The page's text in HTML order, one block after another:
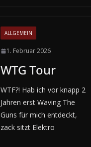
ALLGEMEIN
1. Februar 2026
WTG Tour
WTF?! Hab ich vor knapp 2
Jahren erst Waving The
Guns für mich entdeckt,
zack sitzt Elektro